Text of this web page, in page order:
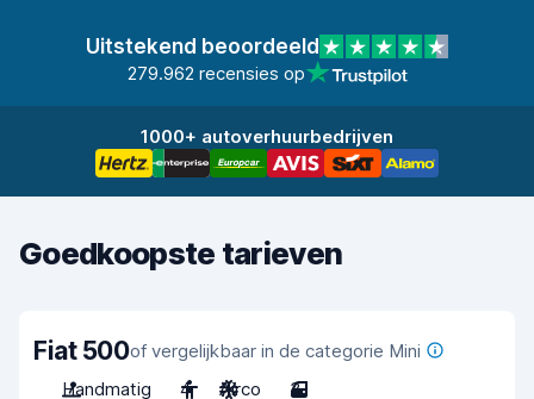
Uitstekend beoordeeld
279.962 recensies op
1000+ autoverhuurbedrijven
Goedkoopste tarieven
Fiat 500of vergelijkbaar in de categorie Mini
Handmatig
4 Airco 3